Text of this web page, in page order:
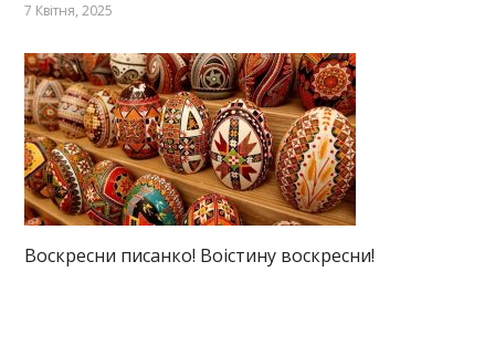
7 Квітня, 2025
Воскресни писанко! Воістину воскресни!